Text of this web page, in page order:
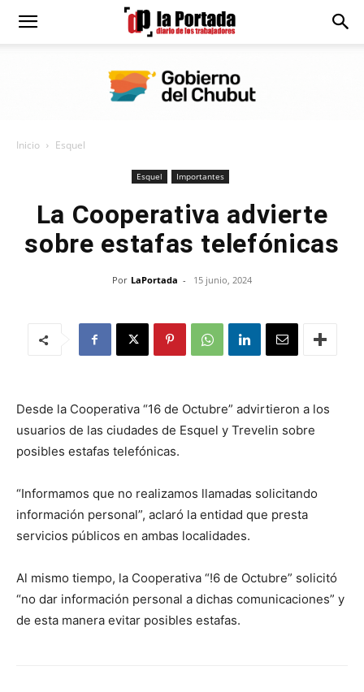
Diario
Inicio Esquel
Esquel Importantes
La Cooperativa advierte
sobre estafas telefónicas
Por LaPortada - 15 junio, 2024
Desde la Cooperativa “16 de Octubre” advirtieron a los
usuarios de las ciudades de Esquel y Trevelin sobre
posibles estafas telefónicas.
“Informamos que no realizamos llamadas solicitando
información personal”, aclaró la entidad que presta
servicios públicos en ambas localidades.
Al mismo tiempo, la Cooperativa “!6 de Octubre” solicitó
“no dar información personal a dichas comunicaciones” y
de esta manera evitar posibles estafas.